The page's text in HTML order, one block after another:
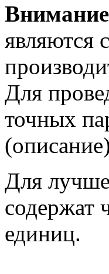
являются
Для
точных
Для
содержат
единиц.